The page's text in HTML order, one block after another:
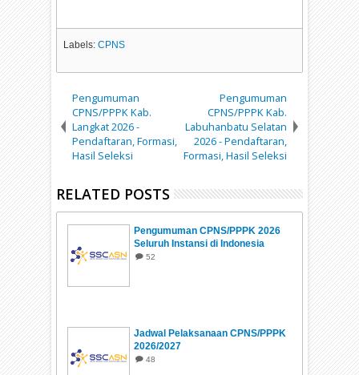
Labels:CPNS
Pengumuman
CPNS/PPPK Kab.
Langkat 2026 -
Pendaftaran, Formasi,
Hasil Seleksi
Pengumuman
CPNS/PPPK Kab.
Labuhanbatu Selatan
2026 - Pendaftaran,
Formasi, Hasil Seleksi
RELATED POSTS
Pengumuman CPNS/PPPK 2026
Seluruh Instansi di Indonesia
52
Jadwal Pelaksanaan CPNS/PPPK
2026/2027
48